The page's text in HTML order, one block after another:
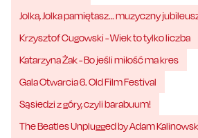
Jolka, Jolka pamiętasz… muzyczny
Krzysztof Cugowski - Wiek to tylko liczba
Katarzyna Żak - Bo jeśli miłość ma kres
Gala Otwarcia 6. Old Film Festival
Sąsiedzi z góry, czyli barabuum!
The Beatles Unplugged by Adam